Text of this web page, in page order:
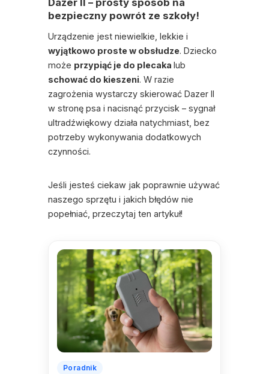
Dazer II – prosty sposób na
bezpieczny powrót ze szkoły!
Urządzenie jest niewielkie, lekkie i
wyjątkowo proste w obsłudze. Dziecko
może przypiąć je do plecaka lub
schować do kieszeni. W razie
zagrożenia wystarczy skierować Dazer II
w stronę psa i nacisnąć przycisk – sygnał
ultradźwiękowy działa natychmiast, bez
potrzeby wykonywania dodatkowych
czynności.
Jeśli jesteś ciekaw jak poprawnie używać
naszego sprzętu i jakich błędów nie
popełniać, przeczytaj ten artykuł!
Poradnik